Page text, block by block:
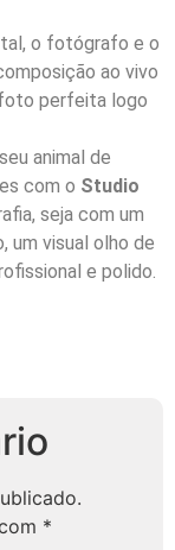
o fotógrafo e o
ao vivo
perfeita logo
animal de
com o Studio
seja com um
um visual olho de
e polido.
*